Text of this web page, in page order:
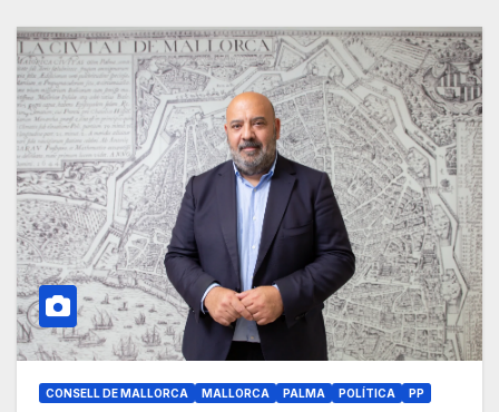
CONSELL DE MALLORCA MALLORCA PALMA POLÍTICA PP